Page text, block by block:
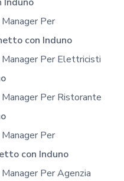
Per
con Induno
Per Elettricisti
Per Ristorante
Per
con Induno
Per Agenzia